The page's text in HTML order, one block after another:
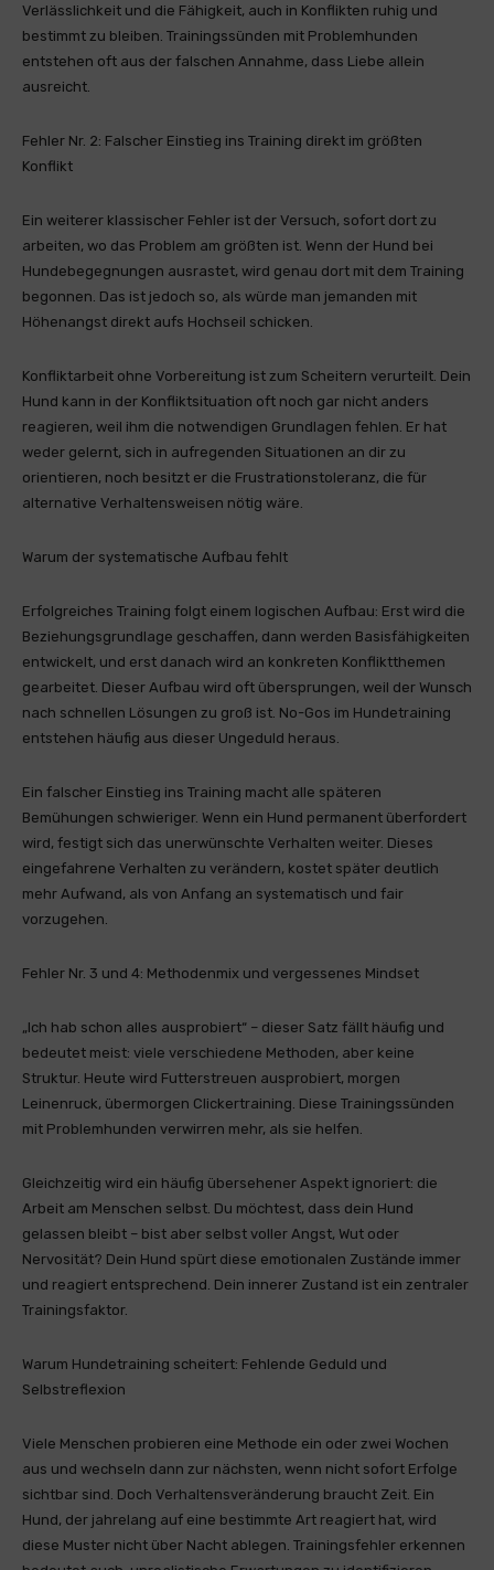
Verlässlichkeit und die Fähigkeit, auch in Konflikten ruhig und
bestimmt zu bleiben. Trainingssünden mit Problemhunden
entstehen oft aus der falschen Annahme, dass Liebe allein
ausreicht.
Fehler Nr. 2: Falscher Einstieg ins Training direkt im größten
Konflikt
Ein weiterer klassischer Fehler ist der Versuch, sofort dort zu
arbeiten, wo das Problem am größten ist. Wenn der Hund bei
Hundebegegnungen ausrastet, wird genau dort mit dem Training
begonnen. Das ist jedoch so, als würde man jemanden mit
Höhenangst direkt aufs Hochseil schicken.
Konfliktarbeit ohne Vorbereitung ist zum Scheitern verurteilt. Dein
Hund kann in der Konfliktsituation oft noch gar nicht anders
reagieren, weil ihm die notwendigen Grundlagen fehlen. Er hat
weder gelernt, sich in aufregenden Situationen an dir zu
orientieren, noch besitzt er die Frustrationstoleranz, die für
alternative Verhaltensweisen nötig wäre.
Warum der systematische Aufbau fehlt
Erfolgreiches Training folgt einem logischen Aufbau: Erst wird die
Beziehungsgrundlage geschaffen, dann werden Basisfähigkeiten
entwickelt, und erst danach wird an konkreten Konfliktthemen
gearbeitet. Dieser Aufbau wird oft übersprungen, weil der Wunsch
nach schnellen Lösungen zu groß ist. No-Gos im Hundetraining
entstehen häufig aus dieser Ungeduld heraus.
Ein falscher Einstieg ins Training macht alle späteren
Bemühungen schwieriger. Wenn ein Hund permanent überfordert
wird, festigt sich das unerwünschte Verhalten weiter. Dieses
eingefahrene Verhalten zu verändern, kostet später deutlich
mehr Aufwand, als von Anfang an systematisch und fair
vorzugehen.
Fehler Nr. 3 und 4: Methodenmix und vergessenes Mindset
„Ich hab schon alles ausprobiert“ – dieser Satz fällt häufig und
bedeutet meist: viele verschiedene Methoden, aber keine
Struktur. Heute wird Futterstreuen ausprobiert, morgen
Leinenruck, übermorgen Clickertraining. Diese Trainingssünden
mit Problemhunden verwirren mehr, als sie helfen.
Gleichzeitig wird ein häufig übersehener Aspekt ignoriert: die
Arbeit am Menschen selbst. Du möchtest, dass dein Hund
gelassen bleibt – bist aber selbst voller Angst, Wut oder
Nervosität? Dein Hund spürt diese emotionalen Zustände immer
und reagiert entsprechend. Dein innerer Zustand ist ein zentraler
Trainingsfaktor.
Warum Hundetraining scheitert: Fehlende Geduld und
Selbstreflexion
Viele Menschen probieren eine Methode ein oder zwei Wochen
aus und wechseln dann zur nächsten, wenn nicht sofort Erfolge
sichtbar sind. Doch Verhaltensveränderung braucht Zeit. Ein
Hund, der jahrelang auf eine bestimmte Art reagiert hat, wird
diese Muster nicht über Nacht ablegen. Trainingsfehler erkennen